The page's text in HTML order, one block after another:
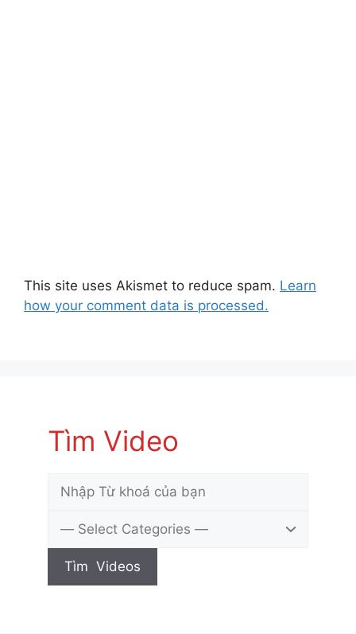
This site uses Akismet to reduce spam. Learn
how your comment data is processed.
Tìm Video